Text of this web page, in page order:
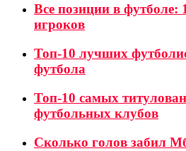
Все позиции в
игроков
Топ-10 лучших
футбола
Топ-10 самых
футбольных клубов
Сколько голов забил